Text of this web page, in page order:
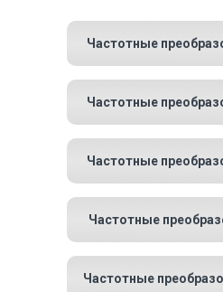
Частотные
Частотные
Частотные
Частотные
Частотные